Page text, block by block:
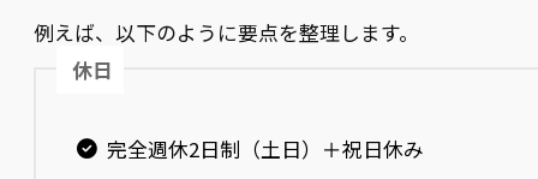
例えば、以下のように要点を整理します。
休日
完全週休2日制（土日）＋祝日休み